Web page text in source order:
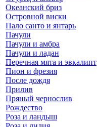
Океанский бриз
Островной виски
Пало санто и янтарь
Пачули
Пачули и амбра
Пачули и ладан
Перечная мята и эвкалипт
Пион и фрезия
После дождя
Прилив
Пряный чернослив
Рождество
Роза и ландыш